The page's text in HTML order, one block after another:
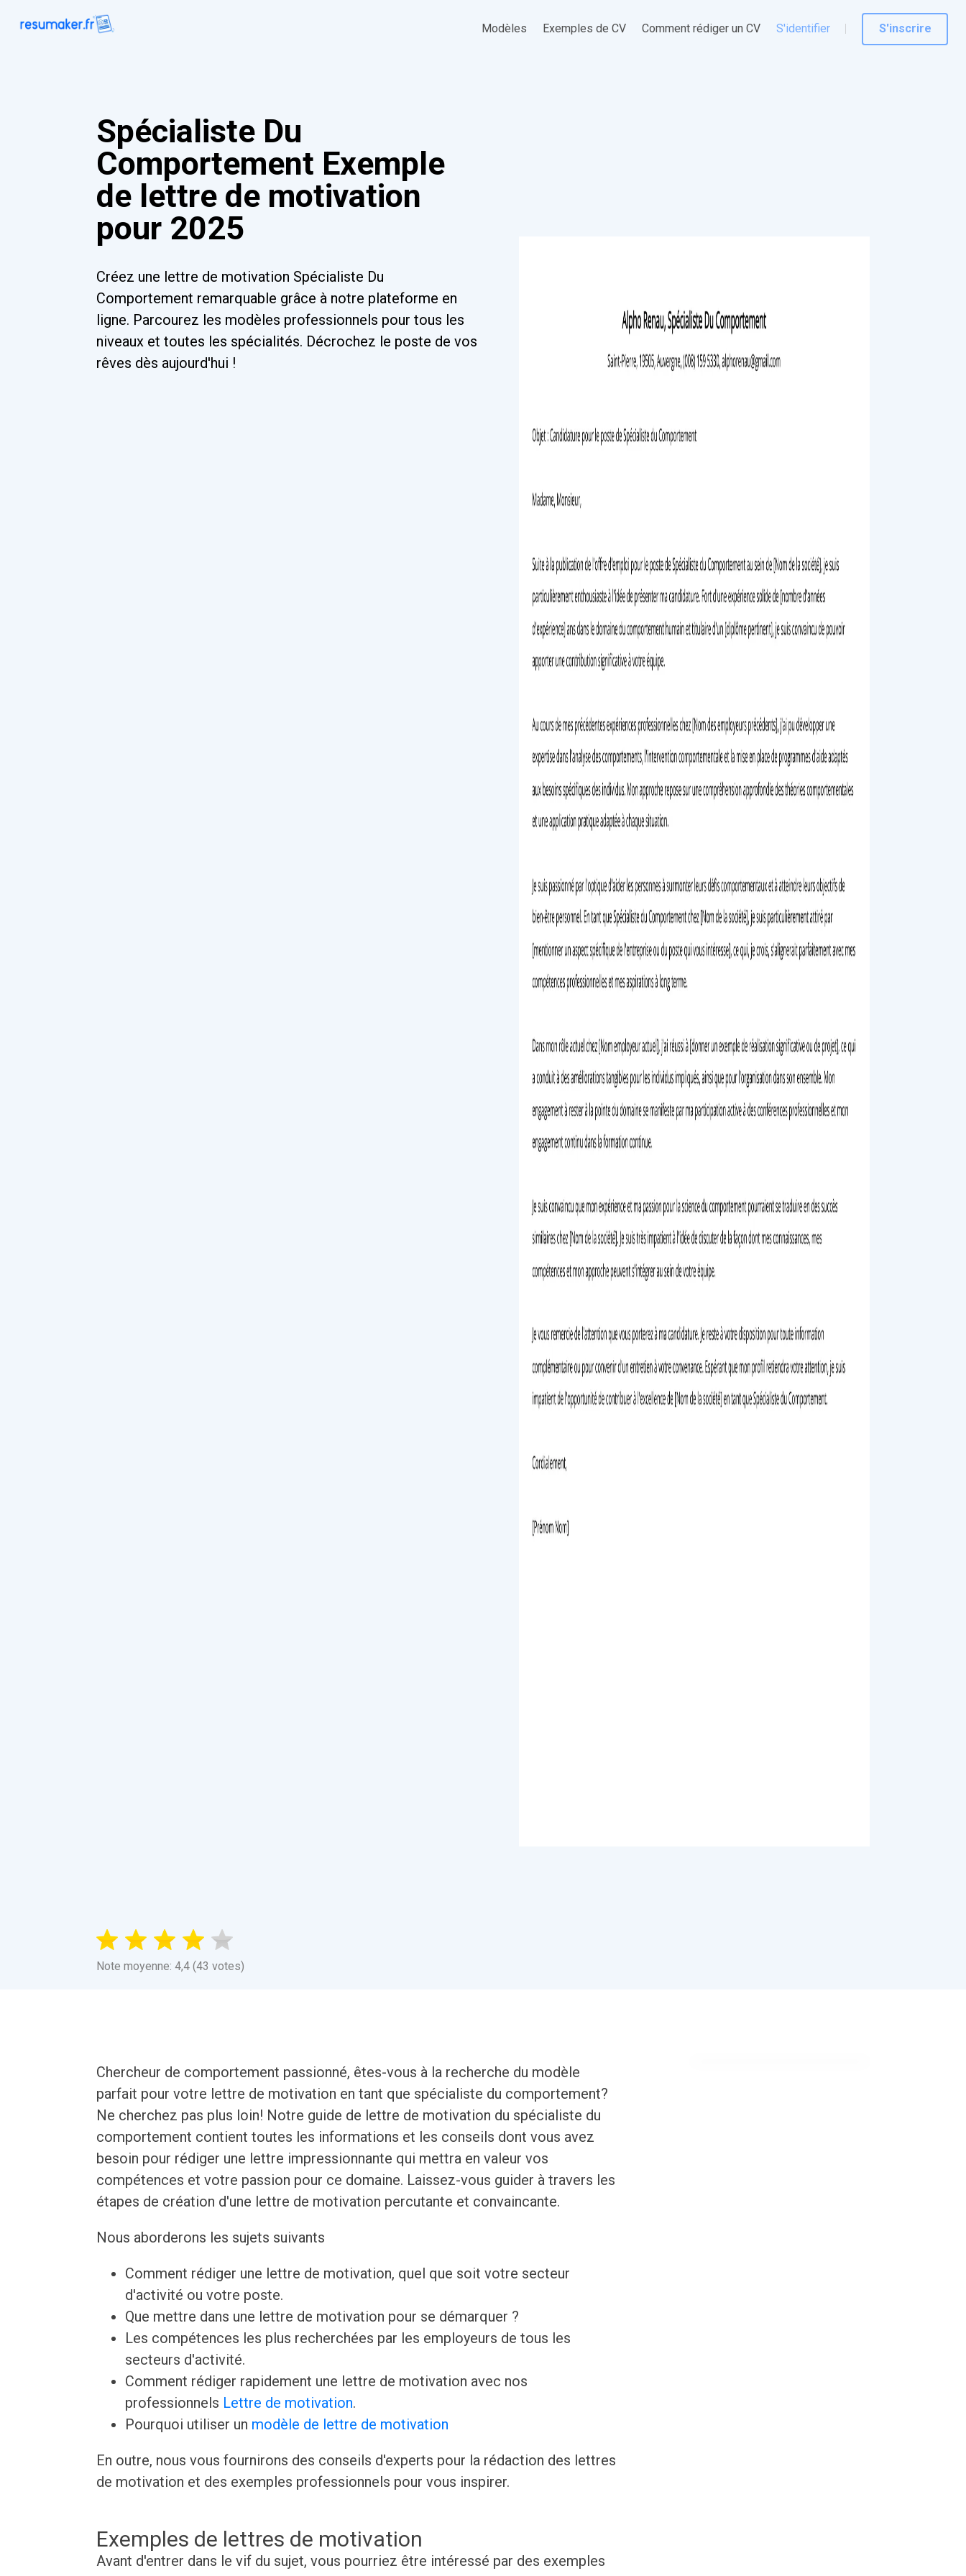
Modèles Exemples de CV Comment rédiger un CV S'identifier S'inscrire
Spécialiste Du
Comportement Exemple
de lettre de motivation
pour 2025
Créez une lettre de motivation Spécialiste Du
Comportement remarquable grâce à notre plateforme en
ligne. Parcourez les modèles professionnels pour tous les
niveaux et toutes les spécialités. Décrochez le poste de vos
rêves dès aujourd'hui !
Note moyenne: 4,4 (43 votes)
Chercheur de comportement passionné, êtes-vous à la recherche du modèle
parfait pour votre lettre de motivation en tant que spécialiste du comportement?
Ne cherchez pas plus loin! Notre guide de lettre de motivation du spécialiste du
comportement contient toutes les informations et les conseils dont vous avez
besoin pour rédiger une lettre impressionnante qui mettra en valeur vos
compétences et votre passion pour ce domaine. Laissez-vous guider à travers les
étapes de création d'une lettre de motivation percutante et convaincante.
Nous aborderons les sujets suivants
Comment rédiger une lettre de motivation, quel que soit votre secteur
d'activité ou votre poste.
Que mettre dans une lettre de motivation pour se démarquer ?
Les compétences les plus recherchées par les employeurs de tous les
secteurs d'activité.
Comment rédiger rapidement une lettre de motivation avec nos
professionnels Lettre de motivation.
Pourquoi utiliser un modèle de lettre de motivation
En outre, nous vous fournirons des conseils d'experts pour la rédaction des lettres
de motivation et des exemples professionnels pour vous inspirer.
Exemples de lettres de motivation
Avant d'entrer dans le vif du sujet, vous pourriez être intéressé par des exemples